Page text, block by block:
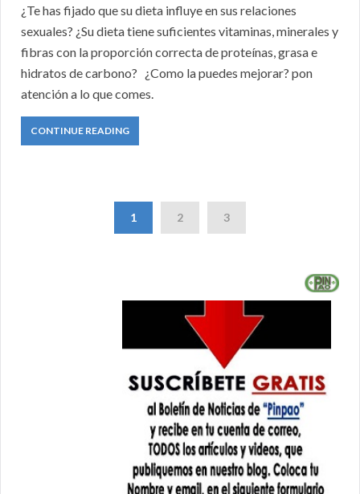
¿Te has fijado que su dieta influye en sus relaciones
sexuales? ¿Su dieta tiene suficientes vitaminas, minerales y
fibras con la proporción correcta de proteínas, grasa e
hidratos de carbono? ¿Como la puedes mejorar? pon
atención a lo que comes.
CONTINUE READING
1 2 3